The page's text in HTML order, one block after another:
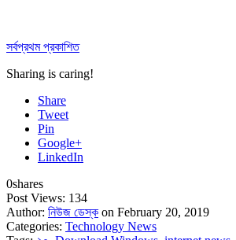
সর্বপ্রথম প্রকাশিত
Sharing is caring!
Share
Tweet
Pin
Google+
LinkedIn
0shares
Post Views: 134
Author: নিউজ ডেস্ক on February 20, 2019
Categories: Technology News